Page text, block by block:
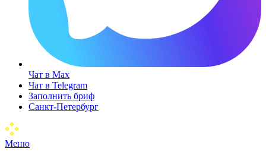
Чат в Max
Чат в Telegram
Заполнить бриф
Санкт-Петербург
Меню